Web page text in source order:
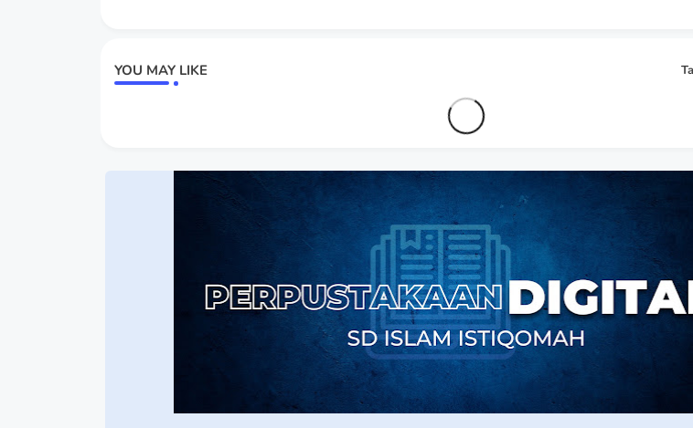
YOU MAY LIKE